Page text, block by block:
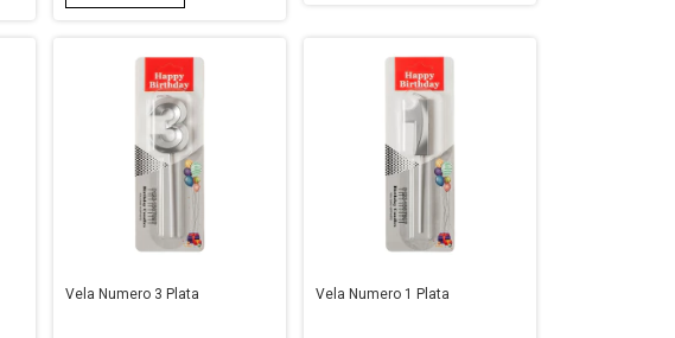
Vela Numero 3 Plata Vela Numero 1 Plata